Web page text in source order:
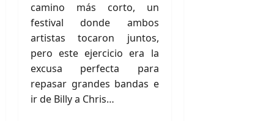
camino más corto, un
festival donde ambos
artistas tocaron juntos,
pero este ejercicio era la
excusa perfecta para
repasar grandes bandas e
ir de Billy a Chris…